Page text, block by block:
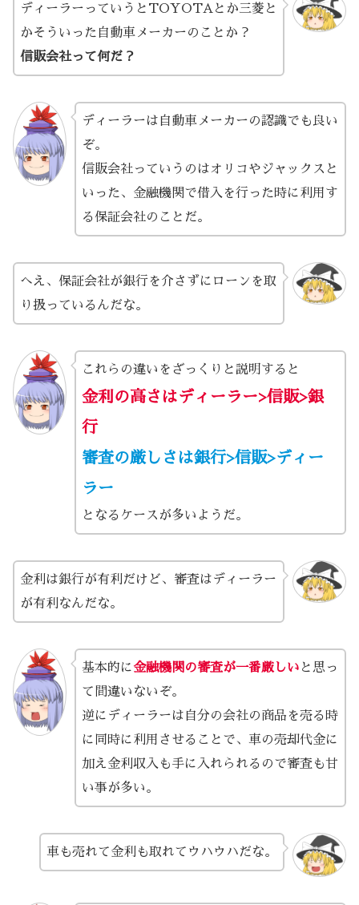
ディーラーっていうとTOYOTAとか三菱と
かそういった自動車メーカーのことか？
信販会社って何だ？
ディーラーは自動車メーカーの認識でも良い
ぞ。
信販会社っていうのはオリコやジャックスと
いった、金融機関で借入を行った時に利用す
る保証会社のことだ。
へえ、保証会社が銀行を介さずにローンを取
り扱っているんだな。
これらの違いをざっくりと説明すると
金利の高さはディーラー>信販>銀
行
審査の厳しさは銀行>信販>ディー
ラー
となるケースが多いようだ。
金利は銀行が有利だけど、審査はディーラー
が有利なんだな。
基本的に金融機関の審査が一番厳しい と思っ
て間違いないぞ。
逆にディーラーは自分の会社の商品を売る時
に同時に利用させることで、車の売却代金に
加え金利収入も手に入れられるので審査も甘
い事が多い。
車も売れて金利も取れてウハウハだな。